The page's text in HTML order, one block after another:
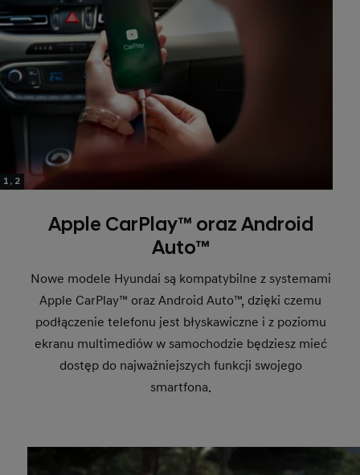
1, 2
Apple CarPlay™ oraz Android
Auto™
Nowe modele Hyundai są kompatybilne z systemami
Apple CarPlay™ oraz Android Auto™, dzięki czemu
podłączenie telefonu jest błyskawiczne i z poziomu
ekranu multimediów w samochodzie będziesz mieć
dostęp do najważniejszych funkcji swojego
smartfona.